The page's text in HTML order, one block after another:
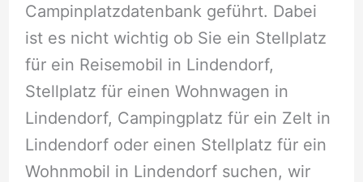
Campinplatzdatenbank geführt. Dabei
ist es nicht wichtig ob Sie ein Stellplatz
für ein Reisemobil in Lindendorf,
Stellplatz für einen Wohnwagen in
Lindendorf, Campingplatz für ein Zelt in
Lindendorf oder einen Stellplatz für ein
Wohnmobil in Lindendorf suchen, wir